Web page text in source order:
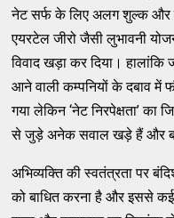
नेट सर्फ के लिए अलग शुल्क
एयरटेल जीरो जैसी लुभावनी
विवाद खड़ा कर दिया।
आने वाली कम्पनियों के दबाव में
गया लेकिन ‘नेट निरपेक्षता’ का
से जुड़े अनेक सवाल खड़े हैं और
अभिव्यक्ति की स्वतंत्रता पर
को बाधित करना है और इससे